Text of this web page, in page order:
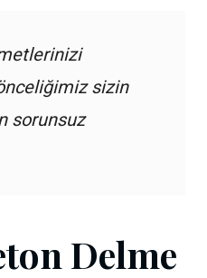
sizin
sorunsuz
Delme